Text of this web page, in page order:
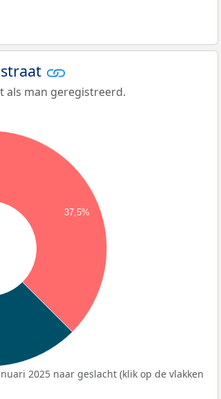
als man geregistreerd.
37,5%
2025 naar geslacht (klik op de vlakken